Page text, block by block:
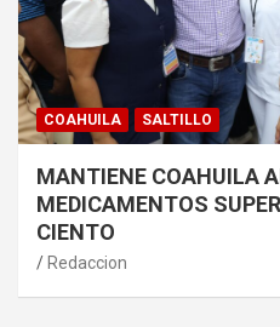
COAHUILA SALTILLO
MANTIENE COAHUILA
MEDICAMENTOS
CIENTO
Redaccion